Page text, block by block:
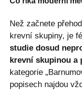
Než začnete
krevní skupiny, je
studie dosud
krevní skupinou a
kategorie
popisech najdou